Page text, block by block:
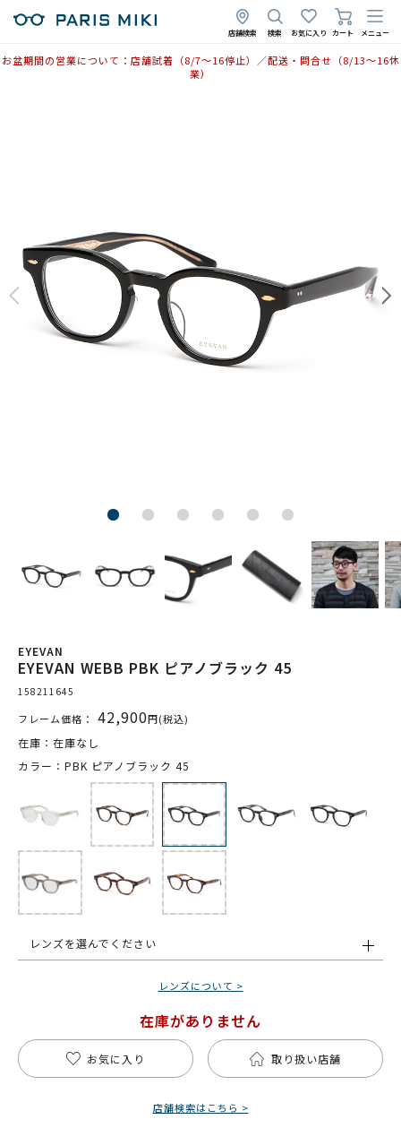
店舗検索 検索 お気に入り カート メニュー
お盆期間の営業について：店舗試着（8/7〜16停止）／配送・問合せ（8/13〜16休
業）
EYEVAN
EYEVAN WEBB PBK ピアノブラック 45
158211645
フレーム価格： 42,900円(税込)
在庫：在庫なし
カラー：PBK ピアノブラック 45
レンズを選んでください
レンズについて >
在庫がありません
お気に入り 取り扱い店舗
店舗検索はこちら >